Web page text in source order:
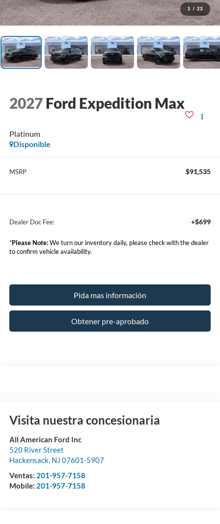
1 / 23
2027 Ford Expedition Max
Platinum
Disponible
MSRP $91,535
Dealer Doc Fee: +$699
*Please Note:We turn our inventory daily, please check with the dealer
to confirm vehicle availability.
Pida mas información
Obtener pre-aprobado
Visita nuestra concesionaria
All American Ford Inc
520 River Street
Hackensack, NJ 07601-5907
Ventas: 201-957-7158
Mobile: 201-957-7158